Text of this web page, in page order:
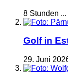
8 Stunden ...
Golf in
29. Juni